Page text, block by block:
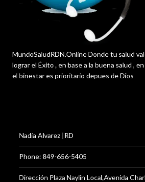
MundoSaludRDN.Online Donde tu salud
lograr el Éxito , en base a la buena salud ,
el binestar es prioritario depues de Dios
Nadia Alvarez |RD
Phone: 849-656-5405
Dirección Plaza Naylin Local,Avenida